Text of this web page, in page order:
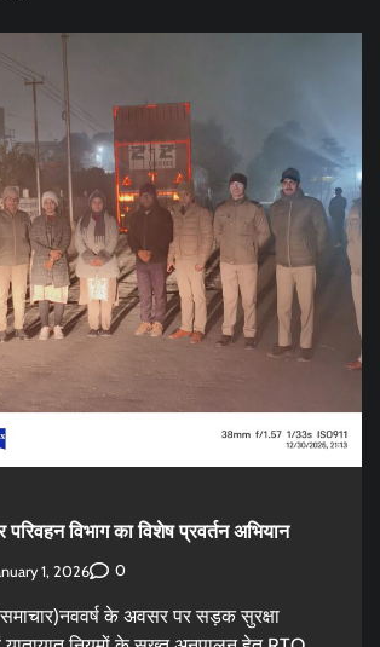
विभाग का विशेष प्रवर्तन अभियान
1, 2026 0
के अवसर पर सड़क सुरक्षा